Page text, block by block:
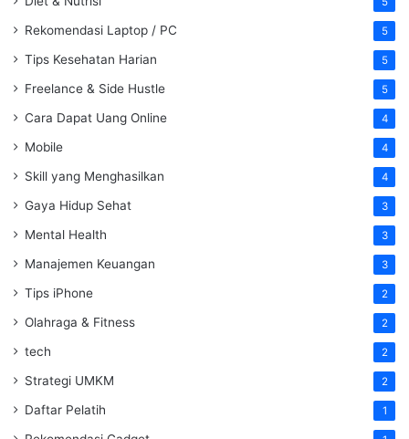
Rekomendasi Laptop / PC 5
Tips Kesehatan Harian 5
Freelance & Side Hustle 5
Cara Dapat Uang Online 4
Mobile 4
Skill yang Menghasilkan 4
Gaya Hidup Sehat 3
Mental Health 3
Manajemen Keuangan 3
Tips iPhone 2
Olahraga & Fitness 2
tech 2
Strategi UMKM 2
Daftar Pelatih 1